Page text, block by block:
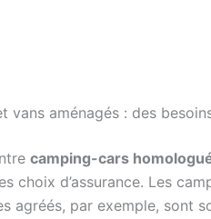
vans aménagés : des
camping-cars
choix d’assurance. Les
agréés, par exemple, sont